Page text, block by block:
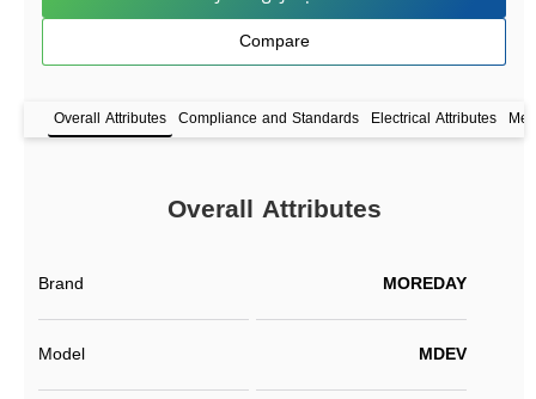
Compare
Overall Attributes Compliance and Standards Electrical Attributes
Overall Attributes
Brand MOREDAY
Model MDEV